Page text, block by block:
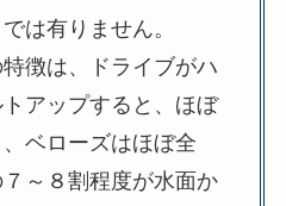
は有りません。
徴は、ドライブがハ
アップすると、ほぼ
ベローズはほぼ全
～８割程度が水面か